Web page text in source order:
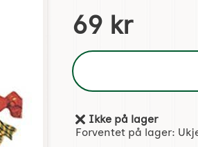
Handle dette
pris
69 kr
Produkttilgjengelighet:
Ikke på lager
Forventet på lager: